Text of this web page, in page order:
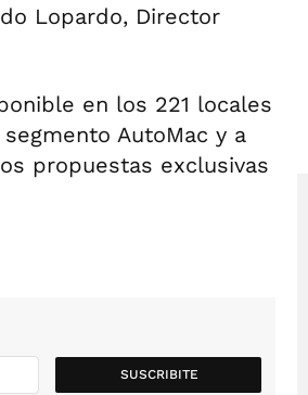
Lopardo, Director
en los 221 locales
AutoMac y a
propuestas exclusivas
SUSCRIBITE